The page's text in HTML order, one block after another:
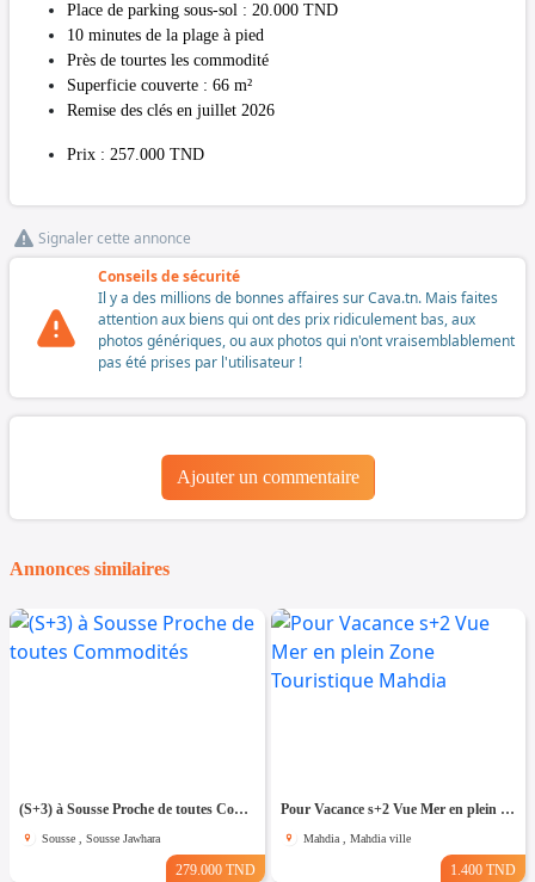
Place de parking sous-sol : 20.000 TND
10 minutes de la plage à pied
Près de tourtes les commodité
Superficie couverte : 66 m²
Remise des clés en juillet 2026
Prix : 257.000 TND
Signaler cette annonce
Conseils de sécurité
Il y a des millions de bonnes affaires sur Cava.tn. Mais faites
attention aux biens qui ont des prix ridiculement bas, aux
photos génériques, ou aux photos qui n'ont vraisemblablement
pas été prises par l'utilisateur !
Ajouter un commentaire
Annonces similaires
(S+3) à Sousse Proche de toutes Commodités
Sousse , Sousse Jawhara
279.000 TND
Pour Vacance s+2 Vue Mer en plein Zone Touristique Mahdia
Mahdia , Mahdia ville
1.400 TND